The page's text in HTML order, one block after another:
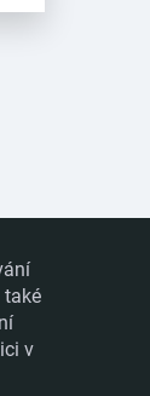
také
v